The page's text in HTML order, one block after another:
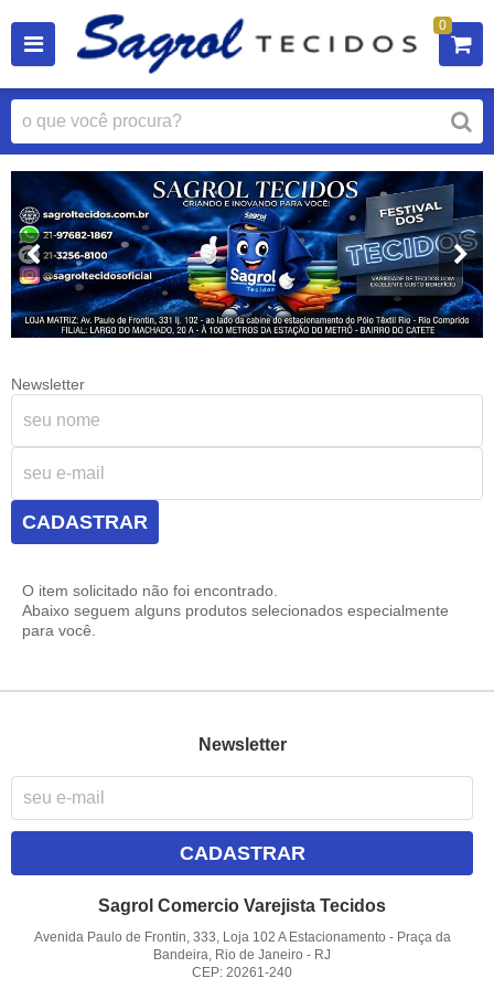
0
Newsletter
CADASTRAR
O item solicitado não foi encontrado.
Abaixo seguem alguns produtos selecionados especialmente
para você.
Newsletter
CADASTRAR
Sagrol Comercio Varejista Tecidos
Avenida Paulo de Frontin, 333, Loja 102 A Estacionamento - Praça da
Bandeira, Rio de Janeiro - RJ
CEP: 20261-240